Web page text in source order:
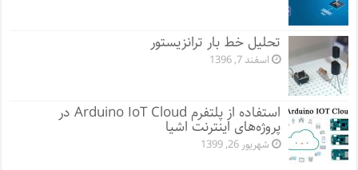
تحلیل خط بار ترانزیستور
اسفند 7, 1396
استفاده از پلتفرم Arduino IoT Cloud در
پروژه‌های اینترنت اشیا
شهریور 26, 1399